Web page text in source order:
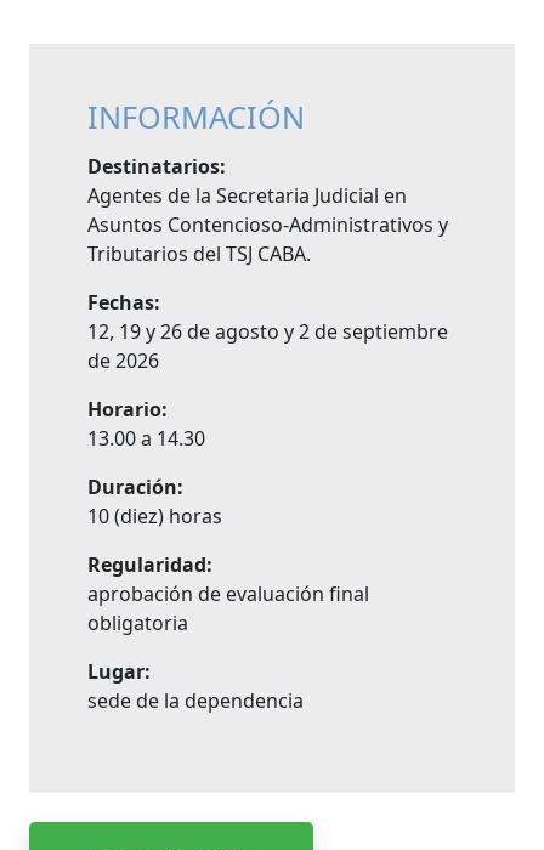
INFORMACIÓN
Destinatarios:
Agentes de la Secretaria Judicial en
Asuntos Contencioso-Administrativos y
Tributarios del TSJ CABA.
Fechas:
12, 19 y 26 de agosto y 2 de septiembre
de 2026
Horario:
13.00 a 14.30
Duración:
10 (diez) horas
Regularidad:
aprobación de evaluación final
obligatoria
Lugar:
sede de la dependencia